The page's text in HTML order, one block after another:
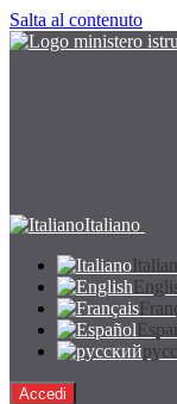
Salta al contenuto
Italiano
Accedi